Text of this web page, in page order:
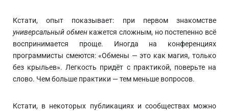
Кстати, опыт показывает: при первом знакомстве
универсальный обменкажется сложным, но постепенно всё
воспринимается проще. Иногда на конференциях
программисты смеются: «Обмены — это как магия, только
без крыльев». Легкость придёт с практикой, поверьте на
слово. Чем больше практики — тем меньше вопросов.
Кстати, в некоторых публикациях и сообществах можно